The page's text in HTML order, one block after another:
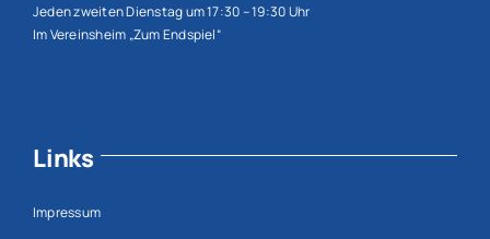
Jeden zweiten Dienstag um 17:30 – 19:30 Uhr
Im Vereinsheim „Zum Endspiel“
Links
Impressum